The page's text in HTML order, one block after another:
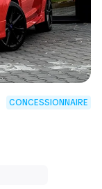
CONCESSIONNAIRE